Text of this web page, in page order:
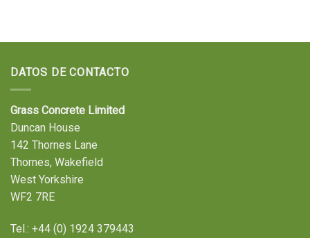
DATOS DE CONTACTO
Grass Concrete Limited
Duncan House
142 Thornes Lane
Thornes, Wakefield
West Yorkshire
WF2 7RE
Tel.: +44 (0) 1924 379443